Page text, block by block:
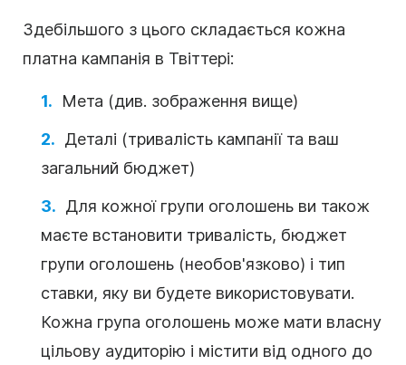
Здебільшого з цього складається кожна
платна кампанія в Твіттері:
Мета (див. зображення вище)
Деталі (тривалість кампанії та ваш
загальний бюджет)
Для кожної групи оголошень ви також
маєте встановити тривалість, бюджет
групи оголошень (необов'язково) і тип
ставки, яку ви будете використовувати.
Кожна група оголошень може мати власну
цільову аудиторію і містити від одного до